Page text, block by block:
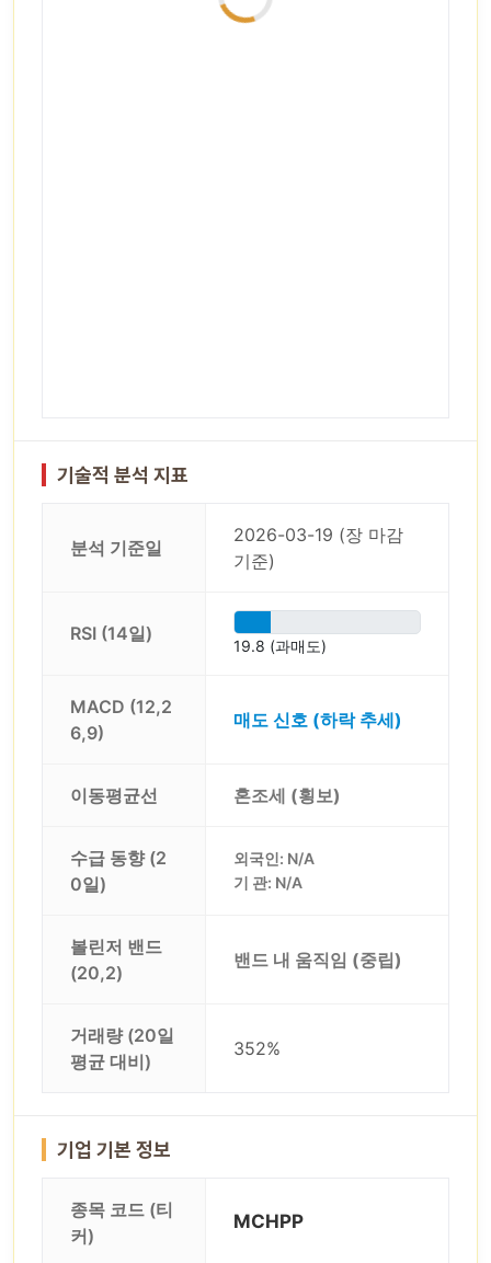
기술적 분석 지표
분석 기준일
2026-03-19 (장 마감
기준)
RSI (14일)
19.8 (과매도)
MACD (12,2
6,9)
매도 신호 (하락 추세)
이동평균선 혼조세 (횡보)
수급 동향 (2
0일)
외국인: N/A
기 관: N/A
볼린저 밴드
(20,2)
밴드 내 움직임 (중립)
거래량 (20일
평균 대비)
352%
기업 기본 정보
종목 코드 (티
커)
MCHPP